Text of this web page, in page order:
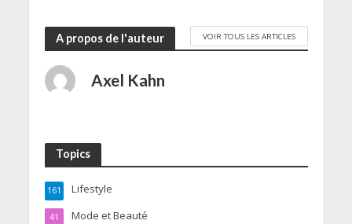
A propos de l'auteur VOIR TOUS LES ARTICLES
Axel Kahn
Topics
Lifestyle
161
Mode et Beauté
41